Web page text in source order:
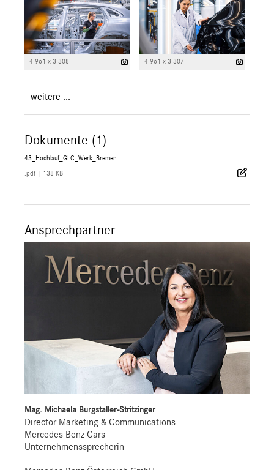
4 961 x 3 308 4 961 x 3 307
weitere ...
Dokumente (1)
43_Hochlauf_GLC_Werk_Bremen
.pdf 138 KB
Ansprechpartner
Mag. Michaela Burgstaller-Stritzinger
Director Marketing & Communications
Mercedes-Benz Cars
Unternehmenssprecherin